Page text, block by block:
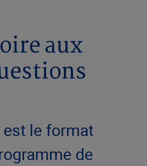
aux
est le format
de